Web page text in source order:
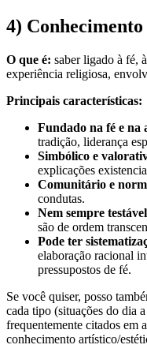
4)
O que é: saber ligado à fé,
experiência religiosa,
Principais características:
Fundado na fé e na
tradição, liderança
Simbólico e
explicações
Comunitário e
condutas.
Nem sempre
são de ordem
Pode ter
elaboração racional
pressupostos de fé.
Se você quiser, posso
cada tipo (situações do dia
frequentemente citados em
conhecimento artístico/